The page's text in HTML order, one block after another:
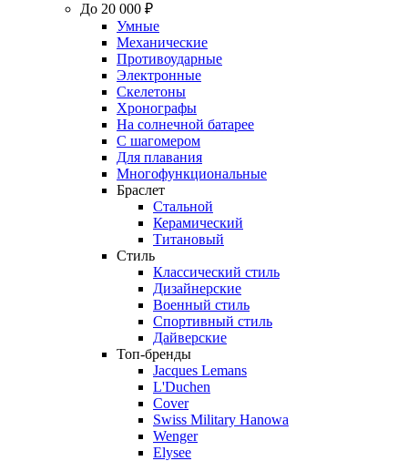
До 20 000 ₽
Умные
Механические
Противоударные
Электронные
Скелетоны
Хронографы
На солнечной батарее
С шагомером
Для плавания
Многофункциональные
Браслет
Стальной
Керамический
Титановый
Стиль
Классический стиль
Дизайнерские
Военный стиль
Спортивный стиль
Дайверские
Топ-бренды
Jacques Lemans
L'Duchen
Cover
Swiss Military Hanowa
Wenger
Elysee